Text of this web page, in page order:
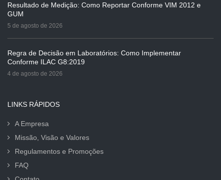
Resultado de Medição: Como Reportar Conforme VIM 2012 e
GUM
5 de agosto de 2026
Regra de Decisão em Laboratórios: Como Implementar
Conforme ILAC G8:2019
4 de agosto de 2026
LINKS RÁPIDOS
A Empresa
Missão, Visão e Valores
Regulamentos e Promoções
FAQ